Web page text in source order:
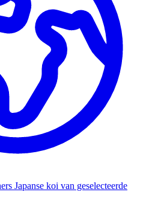
Japanse koi van geselecteerde